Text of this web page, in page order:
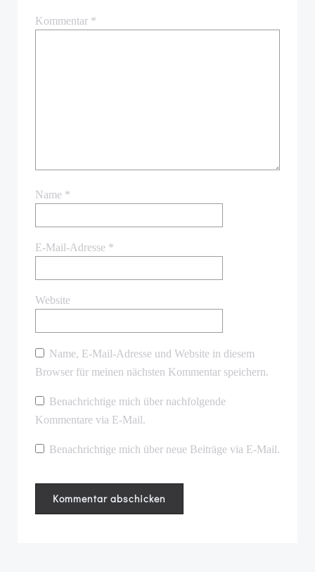
Kommentar *
Name *
E-Mail-Adresse *
Website
Name, E-Mail-Adresse und Website in diesem
Browser für meinen nächsten Kommentar speichern.
Benachrichtige mich über nachfolgende
Kommentare via E-Mail.
Benachrichtige mich über neue Beiträge via E-Mail.